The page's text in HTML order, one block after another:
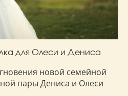
для Олеси и Дениса
новой семейной
пары Дениса и Олеси